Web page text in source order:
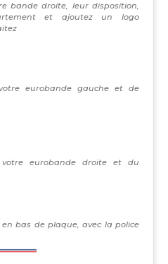
bande droite, leur disposition,
et ajoutez un logo
eurobande gauche et de
eurobande droite et du
bas de plaque, avec la police